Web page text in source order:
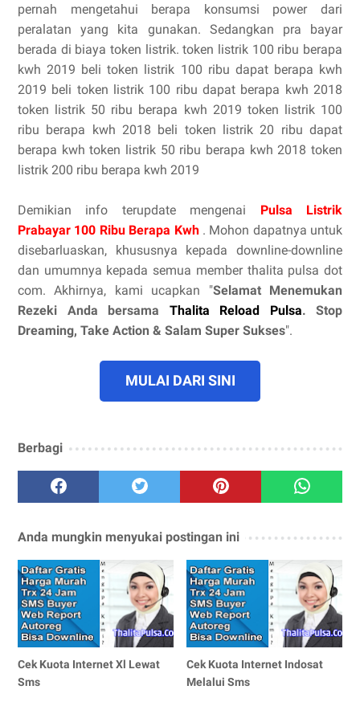
pernah mengetahui berapa konsumsi power dari
peralatan yang kita gunakan. Sedangkan pra bayar
berada di biaya token listrik. token listrik 100 ribu berapa
kwh 2019 beli token listrik 100 ribu dapat berapa kwh
2019 beli token listrik 100 ribu dapat berapa kwh 2018
token listrik 50 ribu berapa kwh 2019 token listrik 100
ribu berapa kwh 2018 beli token listrik 20 ribu dapat
berapa kwh token listrik 50 ribu berapa kwh 2018 token
listrik 200 ribu berapa kwh 2019
Demikian info terupdate mengenai Pulsa Listrik
Prabayar 100 Ribu Berapa Kwh . Mohon dapatnya untuk
disebarluaskan, khususnya kepada downline-downline
dan umumnya kepada semua member thalita pulsa dot
com. Akhirnya, kami ucapkan "Selamat Menemukan
Rezeki Anda bersama Thalita Reload Pulsa. Stop
Dreaming, Take Action & Salam Super Sukses".
MULAI DARI SINI
Berbagi
Anda mungkin menyukai postingan ini
Cek Kuota Internet Xl Lewat
Sms
Cek Kuota Internet Indosat
Melalui Sms